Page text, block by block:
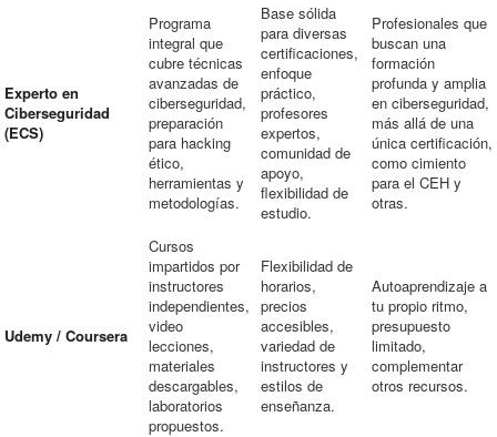
Experto en
Ciberseguridad
(ECS)
Programa
integral que
cubre técnicas
avanzadas de
ciberseguridad,
preparación
para hacking
ético,
herramientas y
metodologías.
Base sólida
para diversas
certificaciones,
enfoque
práctico,
profesores
expertos,
comunidad de
apoyo,
flexibilidad de
estudio.
Profesionales que
buscan una
formación
profunda y amplia
en ciberseguridad,
más allá de una
única certificación,
como cimiento
para el CEH y
otras.
Udemy / Coursera
Cursos
impartidos por
instructores
independientes,
video
lecciones,
materiales
descargables,
laboratorios
propuestos.
Flexibilidad de
horarios,
precios
accesibles,
variedad de
instructores y
estilos de
enseñanza.
Autoaprendizaje a
tu propio ritmo,
presupuesto
limitado,
complementar
otros recursos.